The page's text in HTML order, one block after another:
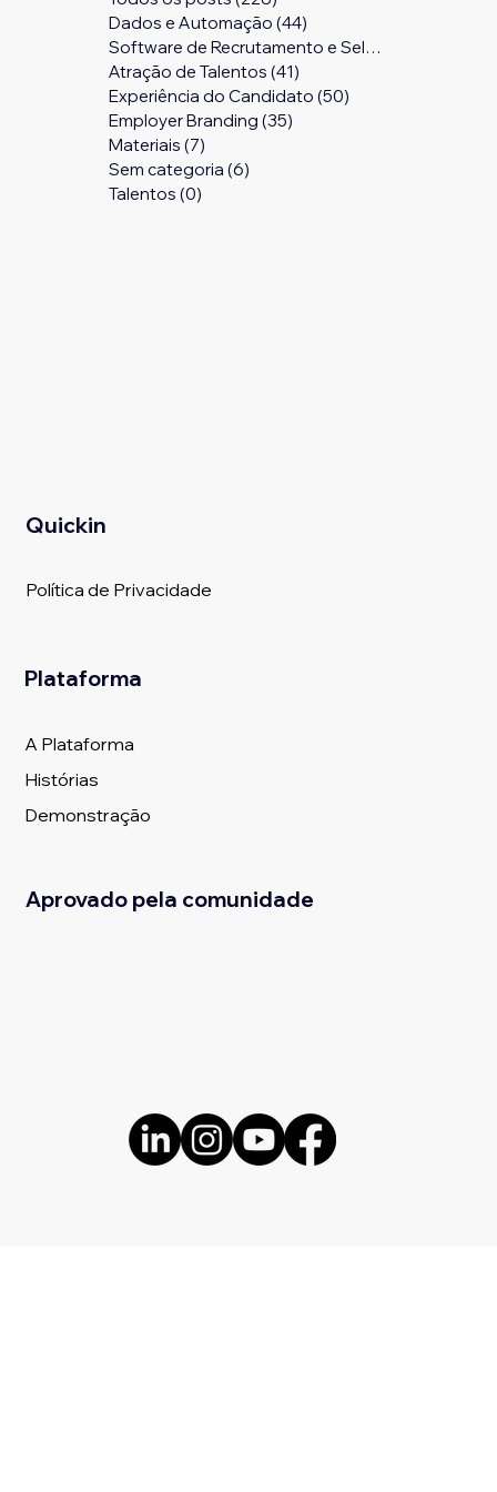
Dados e Automação (44)
Software de Recrutamento e Seleção
Atração de Talentos (41)
Experiência do Candidato (50)
Employer Branding (35)
Materiais (7)
Sem categoria (6)
Talentos (0)
Quickin
Política de Privacidade
Plataforma
A Plataforma
Histórias
Demonstração
Aprovado pela comunidade